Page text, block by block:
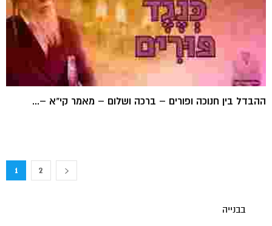
ההבדל בין חנוכה ופורים – ברכה ושלום – מאמר קי"א –...
1 2
בבנייה